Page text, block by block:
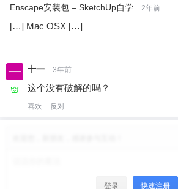
微信支付
Enscape安装包 – SketchUp自学 2年前
[…] Mac OSX […]
十一 3年前
这个没有破解的吗？
喜欢 反对
登录 快速注册